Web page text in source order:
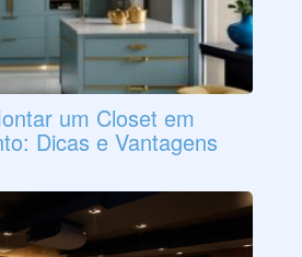
um Closet em
Dicas e Vantagens